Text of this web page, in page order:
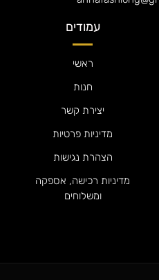
עמודים
יצירת קשר
מדיניות פרטיות
הצהרת נגישות
מדיניות רכישה, אספקה
ומשלוחים